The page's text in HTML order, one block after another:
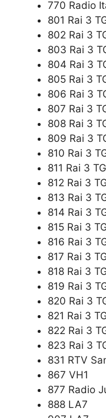
770 Radio
801 Rai 3
802 Rai 3
803 Rai 3
804 Rai 3
805 Rai 3
806 Rai 3
807 Rai 3
808 Rai 3
809 Rai 3
810 Rai 3
811 Rai 3
812 Rai 3
813 Rai 3
814 Rai 3
815 Rai 3
816 Rai 3
817 Rai 3
818 Rai 3
819 Rai 3
820 Rai 3
821 Rai 3
822 Rai 3
823 Rai 3
831 RTV
867 VH1
877 Radio
888 LA7